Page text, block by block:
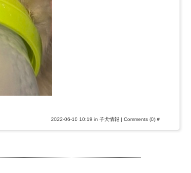
2022-06-10 10:19 in 子犬情報 | Comments (0) #